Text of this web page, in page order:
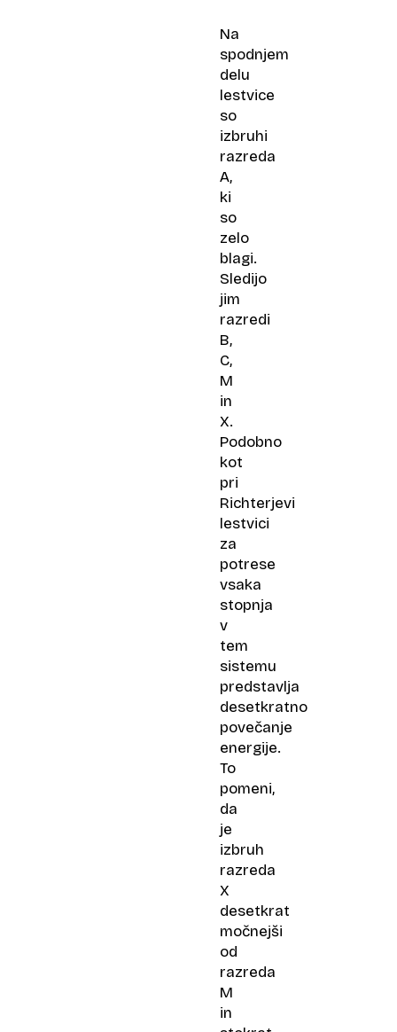
Na
spodnjem
delu
lestvice
so
izbruhi
razreda
A,
ki
so
zelo
blagi.
Sledijo
jim
razredi
B,
C,
M
in
X.
Podobno
kot
pri
Richterjevi
lestvici
za
potrese
vsaka
stopnja
v
tem
sistemu
predstavlja
desetkratno
povečanje
energije.
To
pomeni,
da
je
izbruh
razreda
X
desetkrat
močnejši
od
razreda
M
in